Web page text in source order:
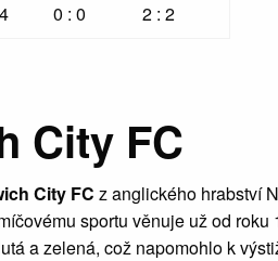
0 : 0 2 : 2
City FC
City FC z anglického hrabství
sportu věnuje už od roku
a zelená, což napomohlo k